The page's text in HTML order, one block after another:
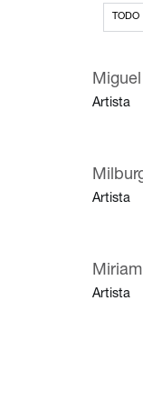
TODO
Artista
Artista
Artista